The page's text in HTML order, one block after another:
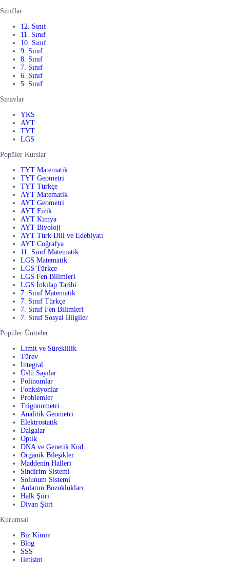
Sınıflar
12. Sınıf
11. Sınıf
10. Sınıf
9. Sınıf
8. Sınıf
7. Sınıf
6. Sınıf
5. Sınıf
Sınavlar
YKS
AYT
TYT
LGS
Popüler Kurslar
TYT Matematik
TYT Geometri
TYT Türkçe
AYT Matematik
AYT Geometri
AYT Fizik
AYT Kimya
AYT Biyoloji
AYT Türk Dili ve Edebiyatı
AYT Coğrafya
11. Sınıf Matematik
LGS Matematik
LGS Türkçe
LGS Fen Bilimleri
LGS İnkılap Tarihi
7. Sınıf Matematik
7. Sınıf Türkçe
7. Sınıf Fen Bilimleri
7. Sınıf Sosyal Bilgiler
Popüler Üniteler
Limit ve Süreklilik
Türev
İntegral
Üslü Sayılar
Polinomlar
Fonksiyonlar
Problemler
Trigonometri
Analitik Geometri
Elektrostatik
Dalgalar
Optik
DNA ve Genetik Kod
Organik Bileşikler
Maddenin Halleri
Sindirim Sistemi
Solunum Sistemi
Anlatım Bozuklukları
Halk Şiiri
Divan Şiiri
Kurumsal
Biz Kimiz
Blog
SSS
İletişim